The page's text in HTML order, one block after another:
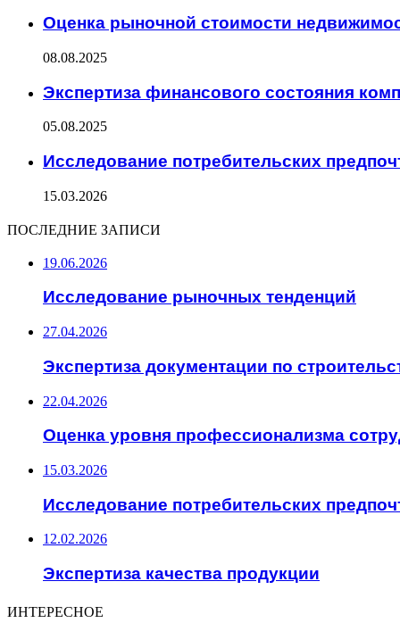
Оценка рыночной стоимости
08.08.2025
Экспертиза финансового состояния
05.08.2025
Исследование потребительских
15.03.2026
ПОСЛЕДНИЕ ЗАПИСИ
19.06.2026
Исследование рыночных тенденций
27.04.2026
Экспертиза документации по
22.04.2026
Оценка уровня профессионализма
15.03.2026
Исследование потребительских
12.02.2026
Экспертиза качества продукции
ИНТЕРЕСНОЕ